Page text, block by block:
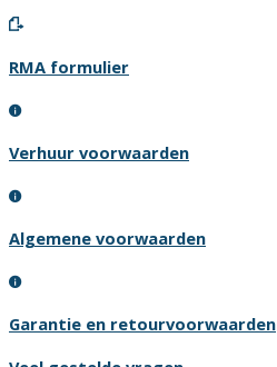
RMA formulier
Verhuur voorwaarden
Algemene voorwaarden
Garantie en retourvoorwaarden